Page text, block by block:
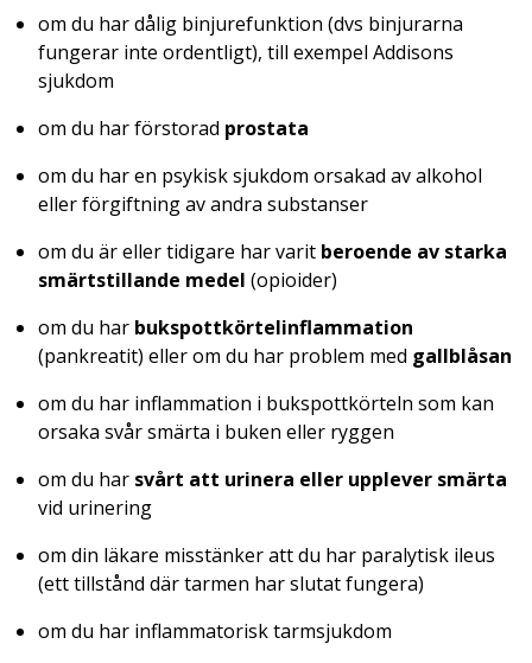
om du har dålig binjurefunktion (dvs binjurarna
fungerar inte ordentligt), till exempel Addisons
sjukdom
om du har förstorad prostata
om du har en psykisk sjukdom orsakad av alkohol
eller förgiftning av andra substanser
om du är eller tidigare har varit beroende av starka
smärtstillande medel (opioider)
om du har bukspottkörtelinflammation
(pankreatit) eller om du har problem med gallblåsan
om du har inflammation i bukspottkörteln som kan
orsaka svår smärta i buken eller ryggen
om du har svårt att urinera eller upplever smärta
vid urinering
om din läkare misstänker att du har paralytisk ileus
(ett tillstånd där tarmen har slutat fungera)
om du har inflammatorisk tarmsjukdom